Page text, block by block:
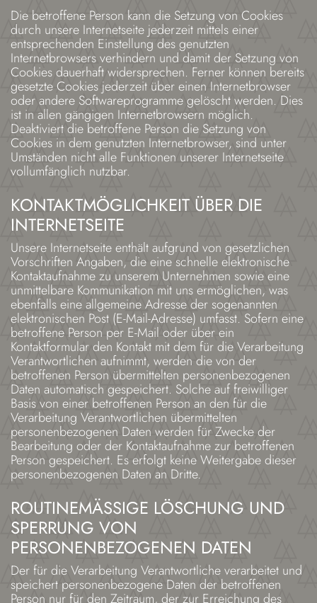
Die betroffene Person kann die Setzung von Cookies
durch unsere Internetseite jederzeit mittels einer
entsprechenden Einstellung des genutzten
Internetbrowsers verhindern und damit der Setzung von
Cookies dauerhaft widersprechen. Ferner können bereits
gesetzte Cookies jederzeit über einen Internetbrowser
oder andere Softwareprogramme gelöscht werden. Dies
ist in allen gängigen Internetbrowsern möglich.
Deaktiviert die betroffene Person die Setzung von
Cookies in dem genutzten Internetbrowser, sind unter
Umständen nicht alle Funktionen unserer Internetseite
vollumfänglich nutzbar.
KONTAKTMÖGLICHKEIT ÜBER DIE
INTERNETSEITE
Unsere Internetseite enthält aufgrund von gesetzlichen
Vorschriften Angaben, die eine schnelle elektronische
Kontaktaufnahme zu unserem Unternehmen sowie eine
unmittelbare Kommunikation mit uns ermöglichen, was
ebenfalls eine allgemeine Adresse der sogenannten
elektronischen Post (E-Mail-Adresse) umfasst. Sofern eine
betroffene Person per E-Mail oder über ein
Kontaktformular den Kontakt mit dem für die Verarbeitung
Verantwortlichen aufnimmt, werden die von der
betroffenen Person übermittelten personenbezogenen
Daten automatisch gespeichert. Solche auf freiwilliger
Basis von einer betroffenen Person an den für die
Verarbeitung Verantwortlichen übermittelten
personenbezogenen Daten werden für Zwecke der
Bearbeitung oder der Kontaktaufnahme zur betroffenen
Person gespeichert. Es erfolgt keine Weitergabe dieser
personenbezogenen Daten an Dritte.
ROUTINEMÄSSIGE LÖSCHUNG UND S
PERRUNG VON P
ERSONENBEZOGENEN DATEN
Der für die Verarbeitung Verantwortliche verarbeitet und
speichert personenbezogene Daten der betroffenen
Person nur für den Zeitraum, der zur Erreichung des